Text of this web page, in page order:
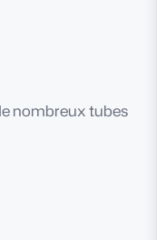
nombreux tubes